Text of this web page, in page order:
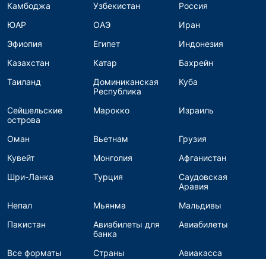
Камбоджа
Узбекистан
Россия
ЮАР
ОАЭ
Иран
Эфиопия
Египет
Индонезия
Казахстан
Катар
Бахрейн
Таиланд
Доминиканская
Республика
Куба
Сейшельские
острова
Марокко Израиль
Оман Вьетнам
Грузия
Кувейт
Монголия
Афганистан
Шри-Ланка
Турция
Саудовская
Аравия
Непал
Мьянма
Мальдивы
Пакистан
Авиабилеты для
банка
Авиабилеты
Все форматы Страны
Авиакасса